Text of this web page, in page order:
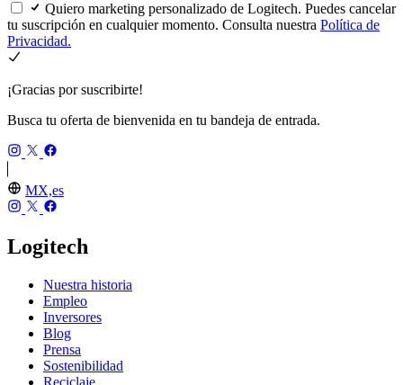
Quiero marketing personalizado de Logitech. Puedes cancelar
tu suscripción en cualquier momento. Consulta nuestra Política de
Privacidad.
¡Gracias por suscribirte!
Busca tu oferta de bienvenida en tu bandeja de entrada.
MX,es
Logitech
Nuestra historia
Empleo
Inversores
Blog
Prensa
Sostenibilidad
Reciclaje